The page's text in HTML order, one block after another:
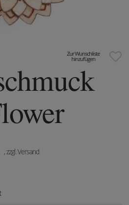
Zur Wunschliste
hinzufügen
, zzgl. Versand